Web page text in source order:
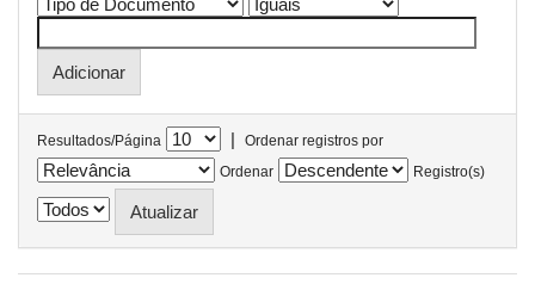
Resultados/Página |
Ordenar registros por
Ordenar
Registro(s)